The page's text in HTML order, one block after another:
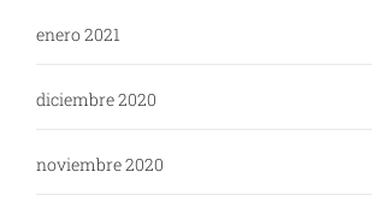
enero 2021
diciembre 2020
noviembre 2020